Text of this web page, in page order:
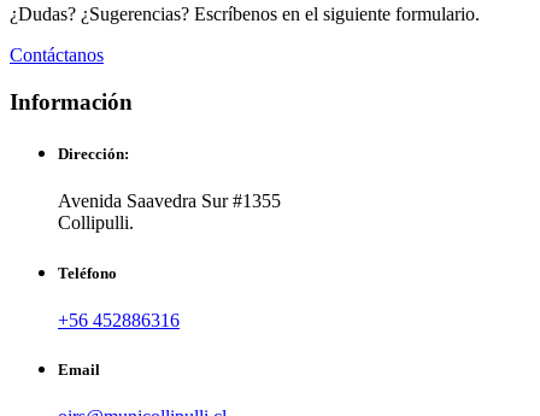
¿Dudas? ¿Sugerencias? Escríbenos en el siguiente formulario.
Contáctanos
Información
Dirección:
Avenida Saavedra Sur #1355
Collipulli.
Teléfono
+56 452886316
Email